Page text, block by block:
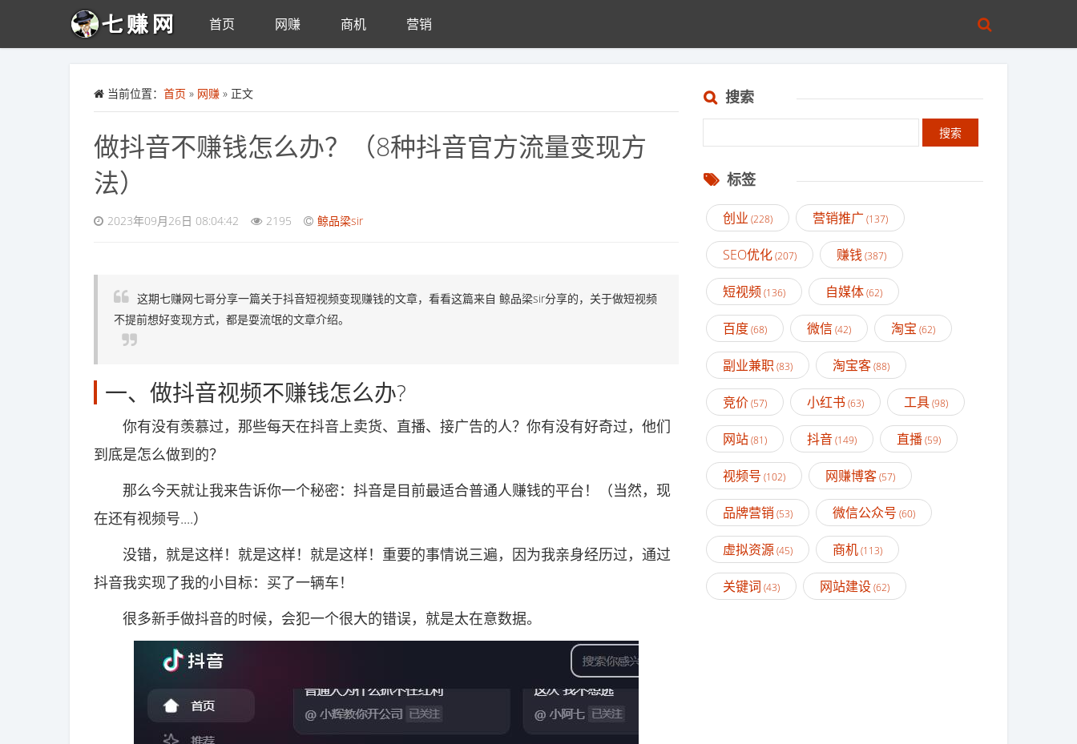
首页 网赚 商机 营销
当前位置： 首页 » 网赚 » 正文
做抖音不赚钱怎么办？（8种抖音官方流量变现方
法）
2023年09月26日 08:04:42 2195 鲸品梁sir
这期七赚网七哥分享一篇关于抖音短视频变现赚钱的文章，看看这篇来自 鲸品梁sir分享的，关于做短视频
不提前想好变现方式，都是耍流氓的文章介绍。
一、做抖音视频不赚钱怎么办?
你有没有羡慕过，那些每天在抖音上卖货、直播、接广告的人？你有没有好奇过，他们
到底是怎么做到的？
那么今天就让我来告诉你一个秘密：抖音是目前最适合普通人赚钱的平台！（当然，现
在还有视频号....）
没错，就是这样！就是这样！就是这样！重要的事情说三遍，因为我亲身经历过，通过
抖音我实现了我的小目标：买了一辆车！
很多新手做抖音的时候，会犯一个很大的错误，就是太在意数据。
搜索
标签
创业 (228) 营销推广 (137)
SEO优化(207) 赚钱(387)
短视频(136) 自媒体(62)
百度(68) 微信(42) 淘宝 (62)
副业兼职 (83) 淘宝客(88)
竞价(57) 小红书 (63) 工具(98)
网站(81) 抖音(149) 直播(59)
视频号 (102) 网赚博客(57)
品牌营销 (53) 微信公众号 (60)
虚拟资源(45) 商机(113)
关键词 (43) 网站建设(62)